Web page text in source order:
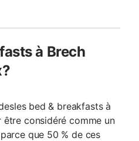
à Brech
bed & breakfasts à
considéré comme un
que 50 % de ces